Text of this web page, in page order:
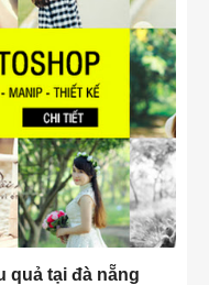
quả tại đà nẵng